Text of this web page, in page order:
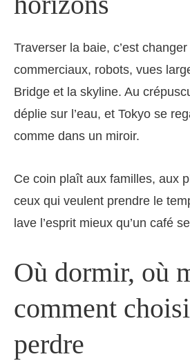
Traverser la baie, c’est
commerciaux, robots, vues
Bridge et la skyline. Au
déplie sur l’eau, et Tokyo se
comme dans un miroir.
Ce coin plaît aux familles, aux
ceux qui veulent prendre le
lave l’esprit mieux qu’un café
Où dormir, où
comment
perdre